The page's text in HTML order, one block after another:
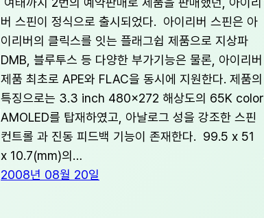
버 스핀이 정식으로 출시되었다. 아이리버 스핀은 아
이리버의 클릭스를 잇는 플래그쉽 제품으로 지상파
DMB, 블루투스 등 다양한 부가기능은 물론, 아이리버
제품 최초로 APE와 FLAC을 동시에 지원한다. 제품의
특징으로는 3.3 inch 480×272 해상도의 65K color
AMOLED를 탑재하였고, 아날로그 성을 강조한 스핀
컨트롤 과 진동 피드백 기능이 존재한다. 99.5 x 51
x 10.7(mm)의…
2008년 08월 20일